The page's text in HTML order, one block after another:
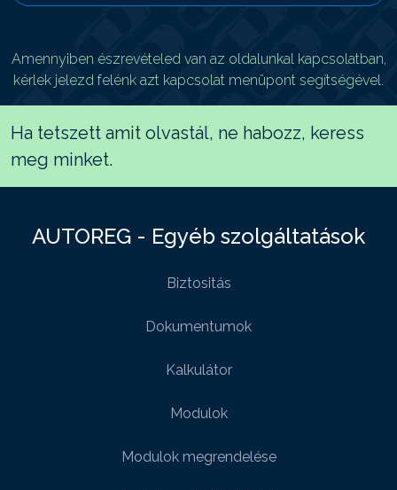
Amennyiben észrevételed van az oldalunkal kapcsolatban,
kérlek jelezd felénk azt kapcsolat menüpont segítségével.
Ha tetszett amit olvastál, ne habozz, keress
meg minket.
AUTOREG - Egyéb szolgáltatások
Biztositás
Dokumentumok
Kalkulátor
Modulok
Modulok megrendelése